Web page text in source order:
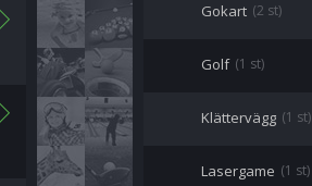
Gokart (2 st)
Golf (1 st)
Klättervägg (1 st)
Lasergame (1 st)